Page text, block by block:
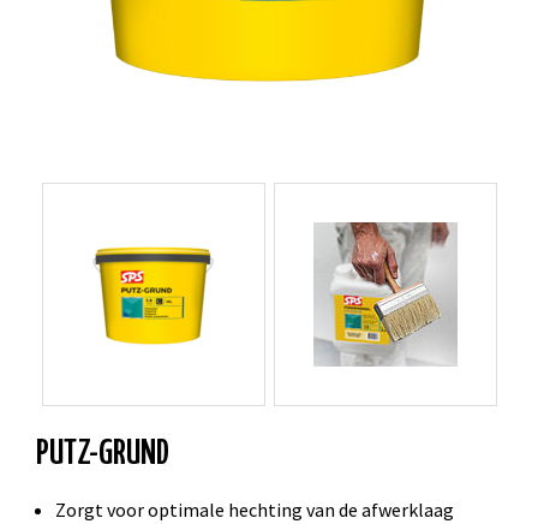
PUTZ-GRUND
Zorgt voor optimale hechting van de afwerklaag